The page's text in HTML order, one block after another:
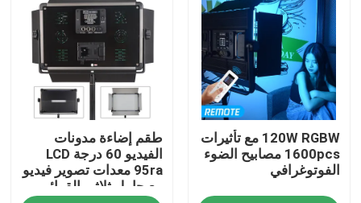
المنزل
120W RGBW مع تأثيرات
1600pcs مصابيح الضوء
الفوتوغرافي
طقم إضاءة مدونات
الفيديو 60 درجة LCD
95ra معدات تصوير فيديو
مع حامل ثلاثي القوائم